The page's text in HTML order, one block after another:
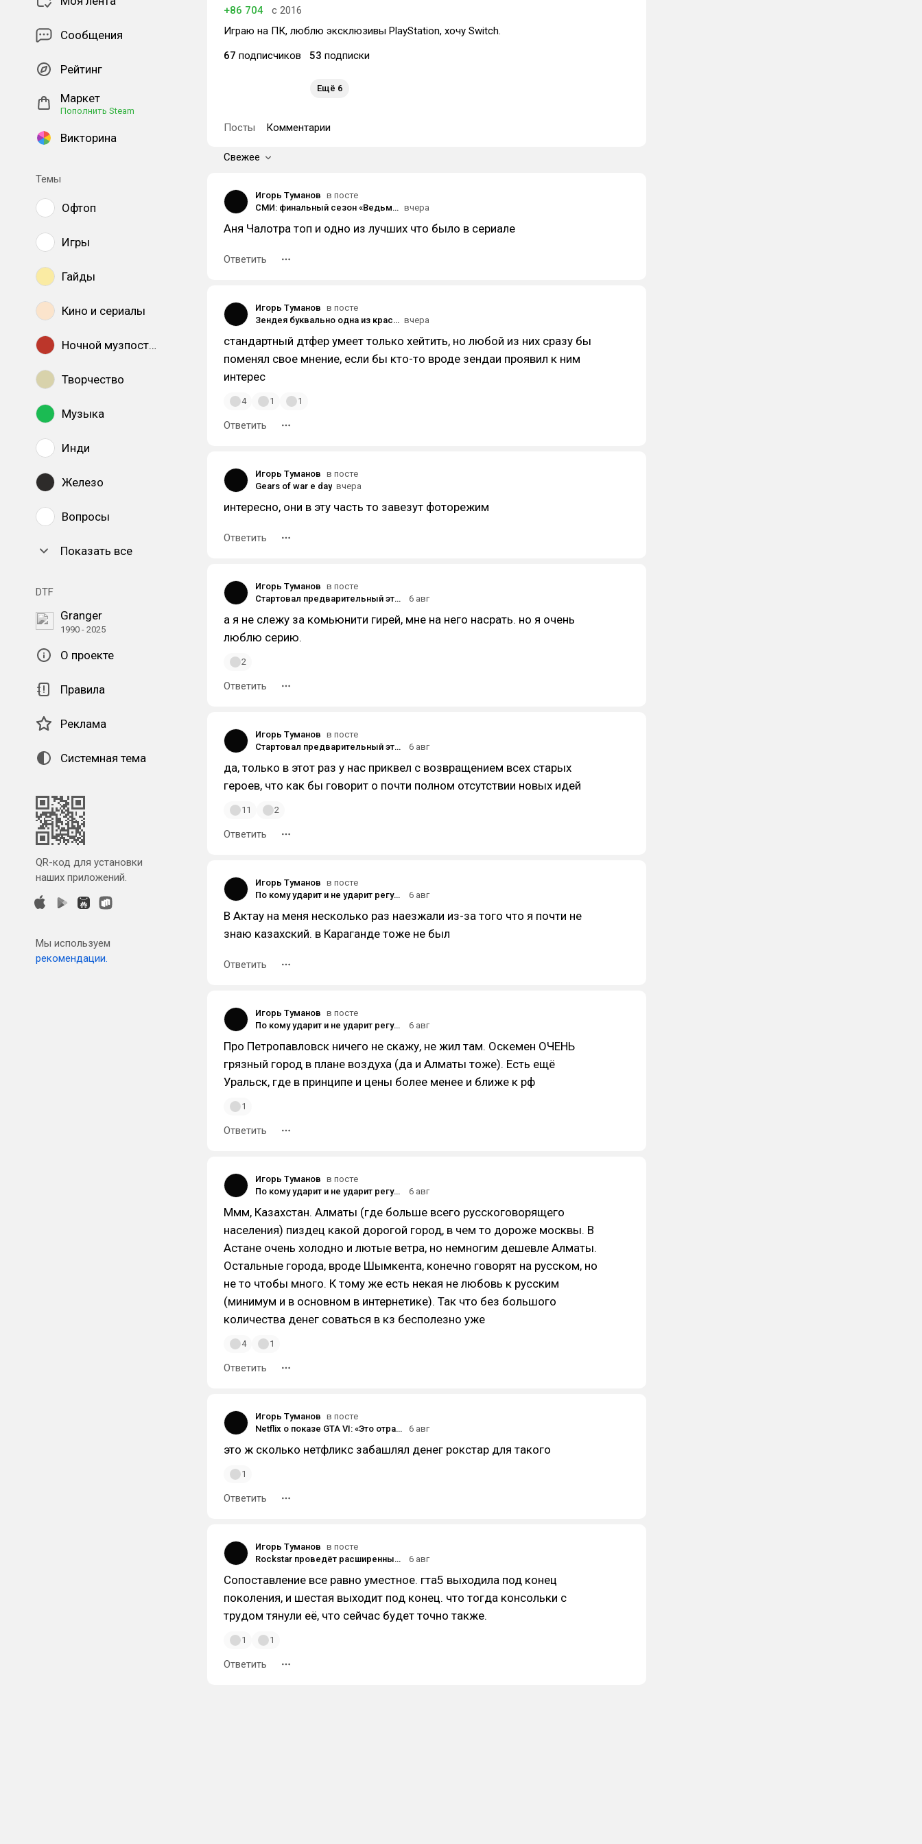
Сообщения
Рейтинг
Маркет
Пополнить Steam
Викторина
Темы
Офтоп
Игры
Гайды
Кино и сериалы
Ночной музпостинг
Творчество
Музыка
Инди
Железо
Вопросы
Показать все
DTF
Granger
1990 - 2025
О проекте
Правила
Реклама
Системная тема
QR-код для установки
наших приложений.
Мы используем
рекомендации.
+86 704
с 2016
Играю на ПК, люблю эксклюзивы PlayStation, хочу Switch.
67 подписчиков 53 подписки
Ещё 6
Посты Комментарии
Свежее
Игорь Туманов в посте
СМИ: финальный сезон «Ведьмака» перенесли на 2027 год вчера
Аня Чалотра топ и одно из лучших что было в сериале
Ответить
Игорь Туманов в посте
Зендея буквально одна из красивейших женщин в мире вчера
стандартный дтфер умеет только хейтить, но любой из них сразу бы
поменял свое мнение, если бы кто-то вроде зендаи проявил к ним
интерес
4 1 1
Ответить
Игорь Туманов в посте
Gears of war e day вчера
интересно, они в эту часть то завезут фоторежим
Ответить
Игорь Туманов в посте
Стартовал предварительный этап беты Gears of War: E-Day
6 авг
а я не слежу за комьюнити гирей, мне на него насрать. но я очень
люблю серию.
2
Ответить
Игорь Туманов в посте
Стартовал предварительный этап беты Gears of War: E-Day
6 авг
да, только в этот раз у нас приквел с возвращением всех старых
героев, что как бы говорит о почти полном отсутствии новых идей
11 2
Ответить
Игорь Туманов в посте
По кому ударит и не ударит регулирование видеоигр в России
6 авг
В Актау на меня несколько раз наезжали из-за того что я почти не
знаю казахский. в Караганде тоже не был
Ответить
Игорь Туманов в посте
По кому ударит и не ударит регулирование видеоигр в России
6 авг
Про Петропавловск ничего не скажу, не жил там. Оскемен ОЧЕНЬ
грязный город в плане воздуха (да и Алматы тоже). Есть ещё
Уральск, где в принципе и цены более менее и ближе к рф
1
Ответить
Игорь Туманов в посте
По кому ударит и не ударит регулирование видеоигр в России
6 авг
Ммм, Казахстан. Алматы (где больше всего русскоговорящего
населения) пиздец какой дорогой город, в чем то дороже москвы. В
Астане очень холодно и лютые ветра, но немногим дешевле Алматы.
Остальные города, вроде Шымкента, конечно говорят на русском, но
не то чтобы много. К тому же есть некая не любовь к русским
(минимум и в основном в интернетике). Так что без большого
количества денег соваться в кз бесполезно уже
4 1
Ответить
Игорь Туманов в посте
Netflix о показе GTA VI: «Это отражает, чем становится платформа — местом, где самые амбициозные истории могут найти крупнейшую аудиторию»
6 авг
это ж сколько нетфликс забашлял денег рокстар для такого
1
Ответить
Игорь Туманов в посте
Rockstar проведёт расширенный показ GTA VI 27 августа
6 авг
Сопоставление все равно уместное. гта5 выходила под конец
поколения, и шестая выходит под конец. что тогда консольки с
трудом тянули её, что сейчас будет точно также.
1 1
Ответить